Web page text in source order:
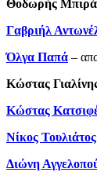
Θοδωρής
Γαβριήλ
Όλγα Παπά –
Κώστας
Κώστας
Νίκος Τουλιάτος
Διώνη